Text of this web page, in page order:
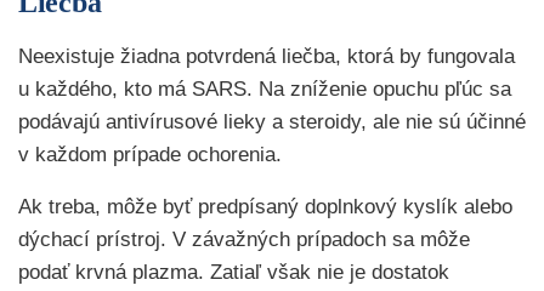
Neexistuje žiadna potvrdená liečba, ktorá by fungovala
u každého, kto má SARS. Na zníženie opuchu pľúc sa
podávajú antivírusové lieky a steroidy, ale nie sú účinné
v každom prípade ochorenia.
Ak treba, môže byť predpísaný doplnkový kyslík alebo
dýchací prístroj. V závažných prípadoch sa môže
podať krvná plazma. Zatiaľ však nie je dostatok